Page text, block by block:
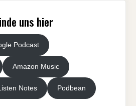
uns hier
Podcast
Amazon Music
Listen Notes Podbean